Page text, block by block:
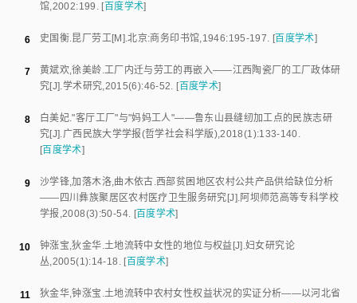
馆,2002:199 . [百度学术]
6 史国衡.昆厂劳工[M].北京:商务印书馆,1946:195-197. [百度学术]
7 黄斌欢,徐美龄.工厂内迁与劳工的再嵌入——江西陶瓷厂的工厂政体研
究[J].学术研究,2015(6):46-52. [百度学术]
8 白美妃."客厅工厂"与"妈妈工人"——鲁东山县缝纫加工点的民族志研
究[J].广西民族大学学报(哲学社会科学版),2018(1):133-140.
[百度学术]
9 沙学锋,加落木洛,曲木依古.西部贫困地区农村公共产品供给缺位分析
——四川彝族聚居区农村医疗卫生服务研究 [J].阿坝师范高等专科学校
学报 ,2008(3):50-54. [百度学术]
10 钟涨宝,狄金华.土地流转中女性的地位与权益 [J].妇女研究论
丛,2005(1):14-18 . [百度学术]
11 狄金华,钟涨宝 .土地流转中农村女性权益状况的实证分析——以河北省